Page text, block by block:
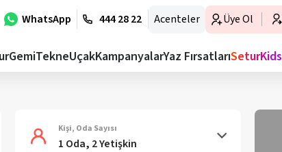
WhatsApp 444 28 22 Acenteler Üye Ol
GemiTekneUçakKampanyalarYaz FırsatlarıSeturKids
Kişi, Oda Sayısı
1 Oda, 2 Yetişkin